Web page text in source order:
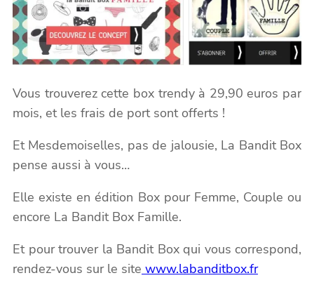
Vous trouverez cette box trendy à 29,90 euros par
mois, et les frais de port sont offerts !
Et Mesdemoiselles, pas de jalousie, La Bandit Box
pense aussi à vous…
Elle existe en édition Box pour Femme, Couple ou
encore La Bandit Box Famille.
Et pour trouver la Bandit Box qui vous correspond,
rendez-vous sur le site www.labanditbox.fr